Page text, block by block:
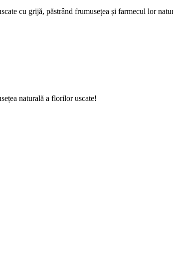
cu grijă, păstrând frumusețea și farmecul lor
naturală a florilor uscate!